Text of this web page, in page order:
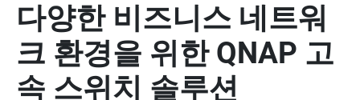
다양한 비즈니스 네트워
크 환경을 위한 QNAP 고
속 스위치 솔루션